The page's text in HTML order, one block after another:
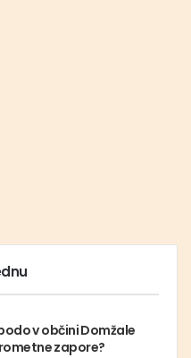
v občini Domžale
zapore?